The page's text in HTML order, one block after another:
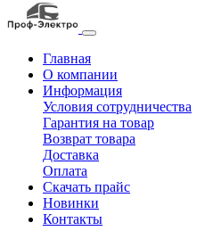
Главная
О компании
Информация
Условия сотрудничества
Гарантия на товар
Возврат товара
Доставка
Оплата
Скачать прайс
Новинки
Контакты